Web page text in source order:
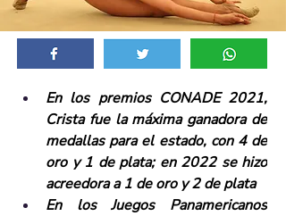
En los premios CONADE 2021,
Crista fue la máxima ganadora de
medallas para el estado, con 4 de
oro y 1 de plata; en 2022 se hizo
acreedora a 1 de oro y 2 de plata
En los Juegos Panamericanos